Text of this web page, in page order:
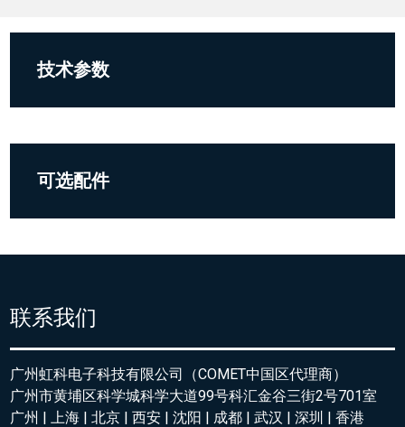
技术参数
可选配件
联系我们
广州虹科电子科技有限公司（COMET中国区代理商）
广州市黄埔区科学城科学大道99号科汇金谷三街2号701室
广州 | 上海 | 北京 | 西安 | 沈阳 | 成都 | 武汉 | 深圳 | 香港